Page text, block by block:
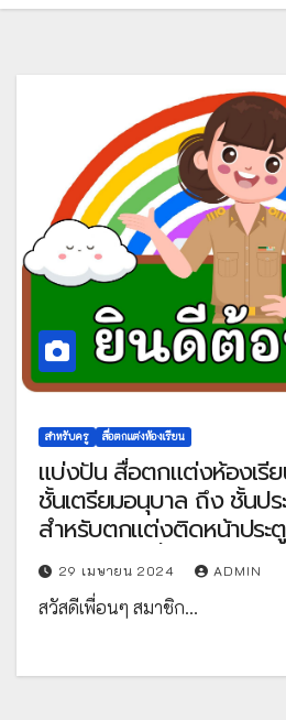
สำหรับครู สื่อตกแต่งห้องเรียน
แบ่งปัน สื่อตกแต่งห้องเรี
ชั้นเตรียมอนุบาล ถึง ชั้นป
สำหรับตกแต่งติดหน้าประ
เพจกนกศรี สื่อการสอน
29 เมษายน 2024 ADMIN
สวัสดีเพื่อนๆ สมาชิก…